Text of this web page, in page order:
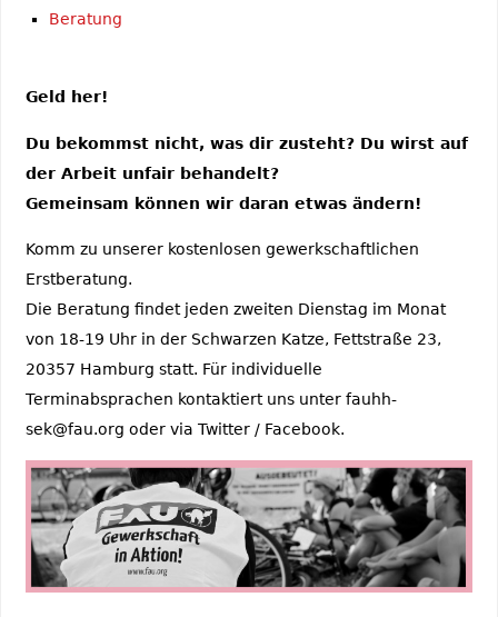
Beratung
Geld her!
Du bekommst nicht, was dir zusteht? Du wirst auf
der Arbeit unfair behandelt?
Gemeinsam können wir daran etwas ändern!
Komm zu unserer kostenlosen gewerkschaftlichen
Erstberatung.
Die Beratung findet jeden zweiten Dienstag im Monat
von 18-19 Uhr in der Schwarzen Katze, Fettstraße 23,
20357 Hamburg statt. Für individuelle
Terminabsprachen kontaktiert uns unter fauhh-
sek@fau.org oder via Twitter / Facebook.